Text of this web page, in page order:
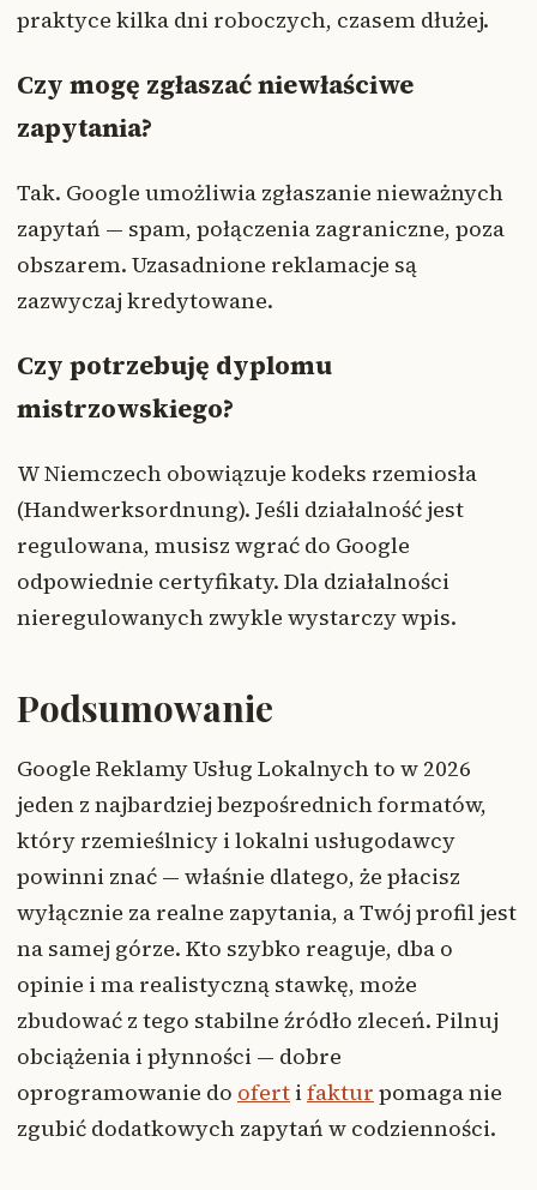
praktyce kilka dni roboczych, czasem dłużej.
Czy mogę zgłaszać niewłaściwe
zapytania?
Tak. Google umożliwia zgłaszanie nieważnych
zapytań — spam, połączenia zagraniczne, poza
obszarem. Uzasadnione reklamacje są
zazwyczaj kredytowane.
Czy potrzebuję dyplomu
mistrzowskiego?
W Niemczech obowiązuje kodeks rzemiosła
(Handwerksordnung). Jeśli działalność jest
regulowana, musisz wgrać do Google
odpowiednie certyfikaty. Dla działalności
nieregulowanych zwykle wystarczy wpis.
Podsumowanie
Google Reklamy Usług Lokalnych to w 2026
jeden z najbardziej bezpośrednich formatów,
który rzemieślnicy i lokalni usługodawcy
powinni znać — właśnie dlatego, że płacisz
wyłącznie za realne zapytania, a Twój profil jest
na samej górze. Kto szybko reaguje, dba o
opinie i ma realistyczną stawkę, może
zbudować z tego stabilne źródło zleceń. Pilnuj
obciążenia i płynności — dobre
oprogramowanie do ofert ifaktur pomaga nie
zgubić dodatkowych zapytań w codzienności.